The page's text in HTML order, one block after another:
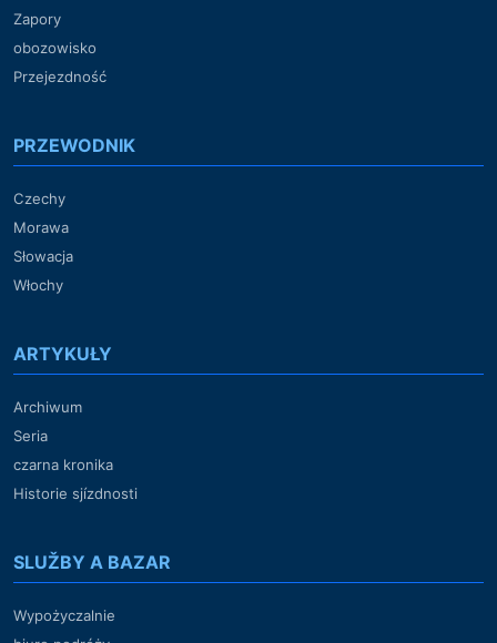
Zapory
obozowisko
Przejezdność
PRZEWODNIK
Czechy
Morawa
Słowacja
Włochy
ARTYKUŁY
Archiwum
Seria
czarna kronika
Historie sjízdnosti
SLUŽBY A BAZAR
Wypożyczalnie